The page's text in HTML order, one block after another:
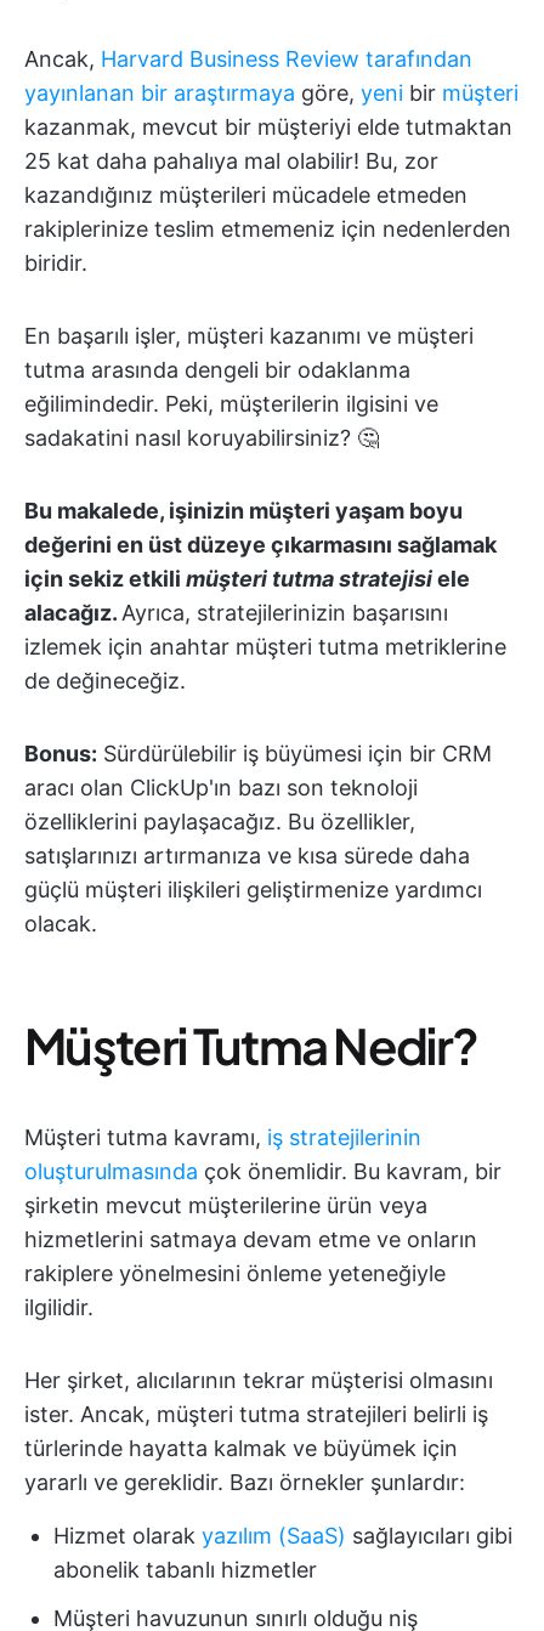
Ancak, Harvard Business Review tarafından
yayınlanan bir araştırmaya göre, yeni bir müşteri
kazanmak, mevcut bir müşteriyi elde tutmaktan
25 kat daha pahalıya mal olabilir! Bu, zor
kazandığınız müşterileri mücadele etmeden
rakiplerinize teslim etmemeniz için nedenlerden
biridir.
En başarılı işler, müşteri kazanımı ve müşteri
tutma arasında dengeli bir odaklanma
eğilimindedir. Peki, müşterilerin ilgisini ve
sadakatini nasıl koruyabilirsiniz? 🤔
Bu makalede, işinizin müşteri yaşam boyu
değerini en üst düzeye çıkarmasını sağlamak
için sekiz etkili müşteri tutma stratejisiele
alacağız. Ayrıca, stratejilerinizin başarısını
izlemek için anahtar müşteri tutma metriklerine
de değineceğiz.
Bonus: Sürdürülebilir iş büyümesi için bir CRM
aracı olan ClickUp'ın bazı son teknoloji
özelliklerini paylaşacağız. Bu özellikler,
satışlarınızı artırmanıza ve kısa sürede daha
güçlü müşteri ilişkileri geliştirmenize yardımcı
olacak.
Müşteri Tutma Nedir?
Müşteri tutma kavramı, iş stratejilerinin
oluşturulmasında çok önemlidir. Bu kavram, bir
şirketin mevcut müşterilerine ürün veya
hizmetlerini satmaya devam etme ve onların
rakiplere yönelmesini önleme yeteneğiyle
ilgilidir.
Her şirket, alıcılarının tekrar müşterisi olmasını
ister. Ancak, müşteri tutma stratejileri belirli iş
türlerinde hayatta kalmak ve büyümek için
yararlı ve gereklidir. Bazı örnekler şunlardır:
Hizmet olarak yazılım (SaaS) sağlayıcıları gibi
abonelik tabanlı hizmetler
Müşteri havuzunun sınırlı olduğu niş